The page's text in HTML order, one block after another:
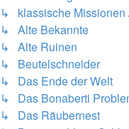
↳ klassische Missionen
↳ Alte Bekannte
↳ Alte Ruinen
↳ Beutelschneider
↳ Das Ende der Welt
↳ Das Bonaberti
↳ Das Räubernest